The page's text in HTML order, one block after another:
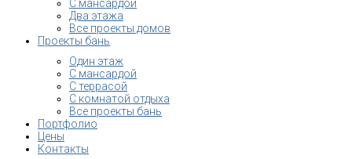
С мансардой
Два этажа
Все проекты домов
Проекты бань
Один этаж
С мансардой
С террасой
С комнатой отдыха
Все проекты бань
Портфолио
Цены
Контакты